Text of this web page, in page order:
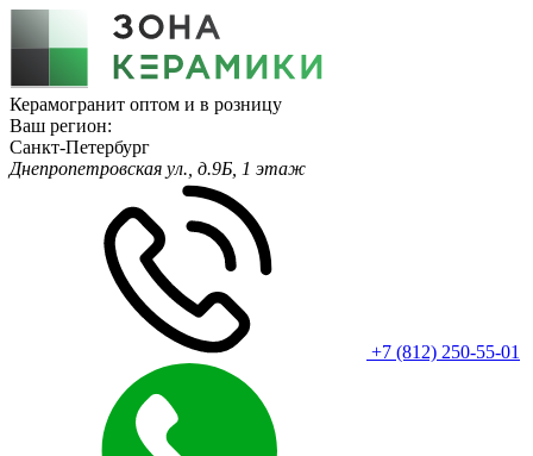
Керамогранит оптом и в розницу
Ваш регион:
Санкт-Петербург
Днепропетровская ул., д.9Б, 1 этаж
+7 (812) 250-55-01